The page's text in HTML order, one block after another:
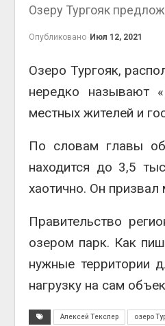
Озеру Тургояк
Опубликовано Июл 12, 2021
Озеро Тургояк,
нередко называют
местных жителей и
По словам главы
находится до 3,5
хаотично. Он призвал
Правительство
озером парк. Как
нужные территории
нагрузку на сам
Алексей Текслер озеро